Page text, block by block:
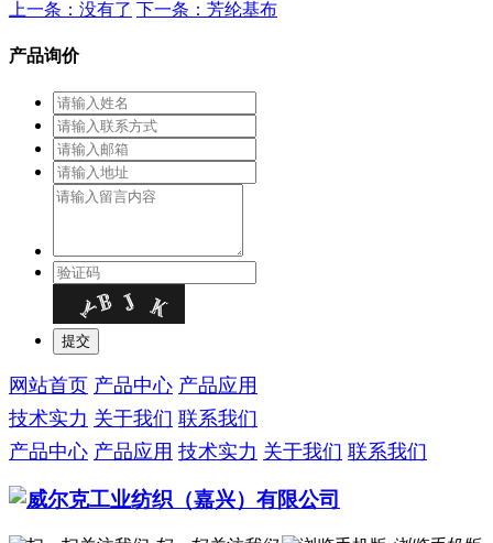
上一条：没有了 下一条：芳纶基布
产品询价
网站首页 产品中心 产品应用
技术实力 关于我们 联系我们
产品中心 产品应用 技术实力 关于我们 联系我们